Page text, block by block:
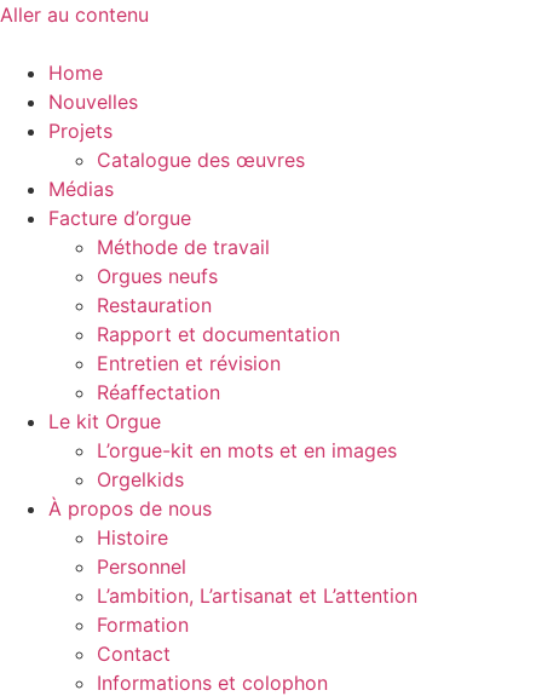
Aller au contenu
Home
Nouvelles
Projets
Catalogue des œuvres
Médias
Facture d’orgue
Méthode de travail
Orgues neufs
Restauration
Rapport et documentation
Entretien et révision
Réaffectation
Le kit Orgue
L’orgue-kit en mots et en images
Orgelkids
À propos de nous
Histoire
Personnel
L’ambition, L’artisanat et L’attention
Formation
Contact
Informations et colophon